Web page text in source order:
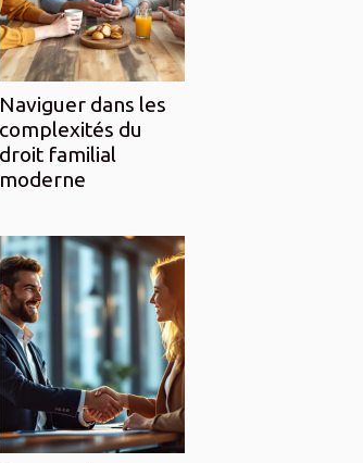
Naviguer dans les
complexités du
droit familial
moderne